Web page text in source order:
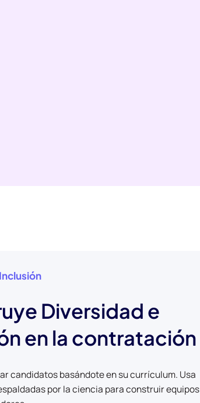
Diversidad e
en la contratación
candidatos basándote en su currículum. Usa
por la ciencia para construir equipos